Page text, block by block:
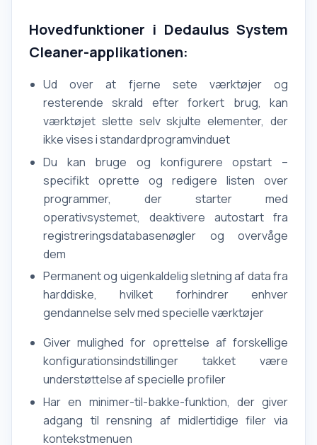
Hovedfunktioner i Dedaulus System
Cleaner-applikationen:
Ud over at fjerne sete værktøjer og
resterende skrald efter forkert brug, kan
værktøjet slette selv skjulte elementer, der
ikke vises i standardprogramvinduet
Du kan bruge og konfigurere opstart –
specifikt oprette og redigere listen over
programmer, der starter med
operativsystemet, deaktivere autostart fra
registreringsdatabasenøgler og overvåge
dem
Permanent og uigenkaldelig sletning af data fra
harddiske, hvilket forhindrer enhver
gendannelse selv med specielle værktøjer
Giver mulighed for oprettelse af forskellige
konfigurationsindstillinger takket være
understøttelse af specielle profiler
Har en minimer-til-bakke-funktion, der giver
adgang til rensning af midlertidige filer via
kontekstmenuen